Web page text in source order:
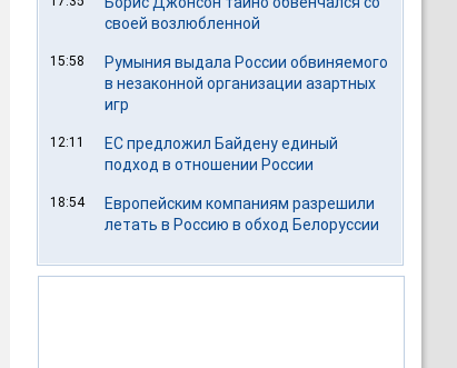
своей возлюбленной
15:58
Румыния выдала России обвиняемого
в незаконной организации азартных
игр
12:11
ЕС предложил Байдену единый
подход в отношении России
18:54
Европейским компаниям разрешили
летать в Россию в обход Белоруссии